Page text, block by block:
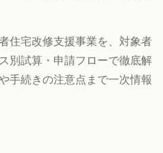
住宅改修支援事業を、対象者
別試算・申請フローで徹底解
手続きの注意点まで一次情報